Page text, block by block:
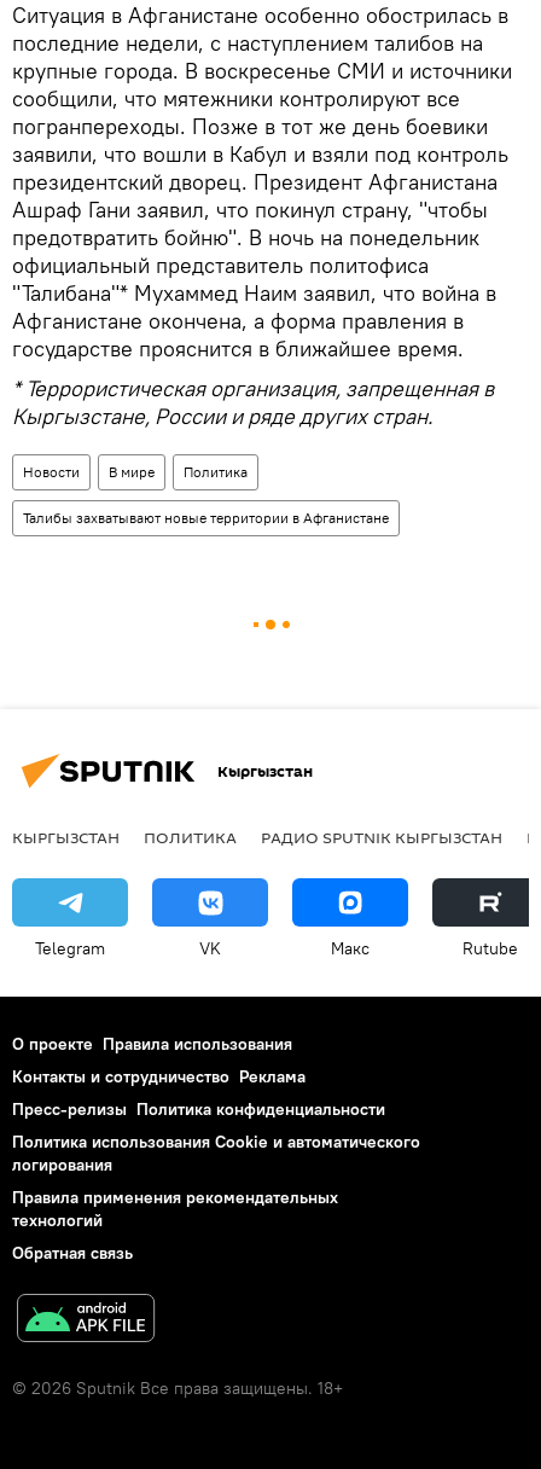
Ситуация в Афганистане особенно обострилась в
последние недели, с наступлением талибов на
крупные города. В воскресенье СМИ и источники
сообщили, что мятежники контролируют все
погранпереходы. Позже в тот же день боевики
заявили, что вошли в Кабул и взяли под контроль
президентский дворец. Президент Афганистана
Ашраф Гани заявил, что покинул страну, "чтобы
предотвратить бойню". В ночь на понедельник
официальный представитель политофиса
"Талибана"* Мухаммед Наим заявил, что война в
Афганистане окончена, а форма правления в
государстве прояснится в ближайшее время.
* Террористическая организация, запрещенная в
Кыргызстане, России и ряде других стран.
Новости В мире Политика
Талибы захватывают новые территории в Афганистане
Кыргызстан
КЫРГЫЗСТАН ПОЛИТИКА РАДИО SPUTNIK КЫРГЫЗСТАН
Telegram VK Макс Rutube
О проекте Правила использования
Контакты и сотрудничество Реклама
Пресс-релизы Политика конфиденциальности
Политика использования Cookie и автоматического
логирования
Правила применения рекомендательных
технологий
Обратная связь
© 2026 Sputnik Все права защищены. 18+